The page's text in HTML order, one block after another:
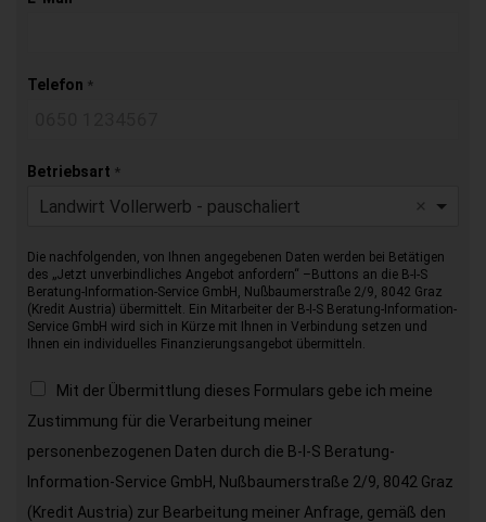
Telefon *
Betriebsart *
Landwirt Vollerwerb - pauschaliert
Die nachfolgenden, von Ihnen angegebenen Daten werden bei Betätigen
des „Jetzt unverbindliches Angebot anfordern“ –Buttons an die B-I-S
Beratung-Information-Service GmbH, Nußbaumerstraße 2/9, 8042 Graz
(Kredit Austria) übermittelt. Ein Mitarbeiter der B-I-S Beratung-Information-
Service GmbH wird sich in Kürze mit Ihnen in Verbindung setzen und
Ihnen ein individuelles Finanzierungsangebot übermitteln.
Mit der Übermittlung dieses Formulars gebe ich meine
Zustimmung für die Verarbeitung meiner
personenbezogenen Daten durch die B-I-S Beratung-
Information-Service GmbH, Nußbaumerstraße 2/9, 8042 Graz
(Kredit Austria) zur Bearbeitung meiner Anfrage, gemäß den